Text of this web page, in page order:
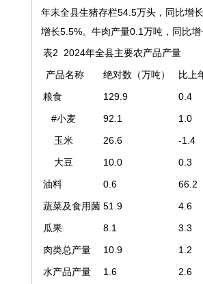
年末全县生猪存栏54.5万头，同比增
增长5.5%。牛肉产量0.1万吨，同比
表2 2024年全县主要农产品产量
产品名称
绝对数（万吨）
比上
粮食
129.9
0.4
#小麦
92.1
1.0
玉米
26.6
-1.4
大豆
10.0
0.3
油料
0.6
66.2
蔬菜及食用菌 51.9
4.6
瓜果
8.1
3.3
肉类总产量
10.9
1.2
水产品产量
1.6
2.6